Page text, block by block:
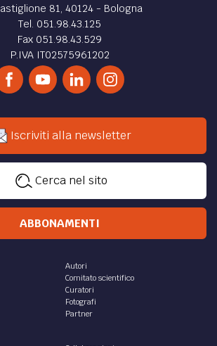
81, 40124 - Bologna
Tel. 051.98.43.125
Fax 051.98.43.529
P.IVA IT02575961202
Iscriviti alla newsletter
Cerca nel sito
ABBONAMENTI
Autori
Comitato scientifico
Curatori
Fotografi
Partner